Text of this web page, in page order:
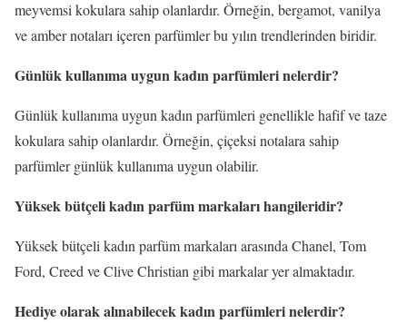
meyvemsi kokulara sahip olanlardır. Örneğin, bergamot, vanilya
ve amber notaları içeren parfümler bu yılın trendlerinden biridir.
Günlük kullanıma uygun kadın parfümleri nelerdir?
Günlük kullanıma uygun kadın parfümleri genellikle hafif ve taze
kokulara sahip olanlardır. Örneğin, çiçeksi notalara sahip
parfümler günlük kullanıma uygun olabilir.
Yüksek bütçeli kadın parfüm markaları hangileridir?
Yüksek bütçeli kadın parfüm markaları arasında Chanel, Tom
Ford, Creed ve Clive Christian gibi markalar yer almaktadır.
Hediye olarak alınabilecek kadın parfümleri nelerdir?